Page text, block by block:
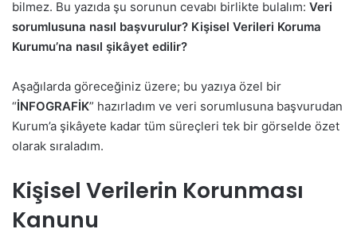
bilmez. Bu yazıda şu sorunun cevabı birlikte bulalım: Veri
sorumlusuna nasıl başvurulur? Kişisel Verileri Koruma
Kurumu’na nasıl şikâyet edilir?
Aşağılarda göreceğiniz üzere; bu yazıya özel bir
“İNFOGRAFİK” hazırladım ve veri sorumlusuna başvurudan
Kurum’a şikâyete kadar tüm süreçleri tek bir görselde özet
olarak sıraladım.
Kişisel Verilerin Korunması
Kanunu